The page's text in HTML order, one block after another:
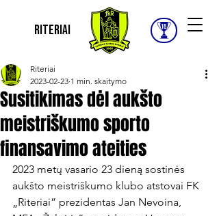
Riteriai
Susitikimas dėl aukšto
meistriškumo sporto
finansavimo ateities
Riteriai
2023-02-23 1 min. skaitymo
2023 metų vasario 23 dieną sostinės
aukšto meistriškumo klubo atstovai FK
„Riteriai” prezidentas Jan Nevoina,